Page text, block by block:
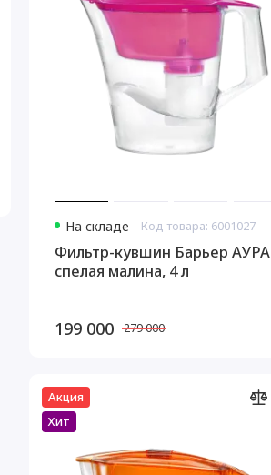
На складе Код товара: 6001027
Фильтр-кувшин Барьер АУРА
спелая малина, 4 л
199 000 279 000
Акция
Хит